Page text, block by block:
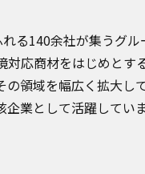
る140余社が集うグル
応商材をはじめとす
領域を幅広く拡大して
業として活躍していま